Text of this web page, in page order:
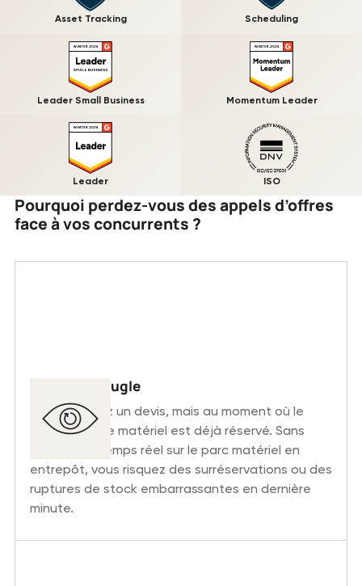
Asset Tracking Scheduling
Leader Small Business Momentum Leader
Leader ISO
Pourquoi perdez-vous des appels d’offres
face à vos concurrents ?
Devis à l'aveugle
Vous envoyez un devis, mais au moment où le
client signe, le matériel est déjà réservé. Sans
visibilité en temps réel sur le parc matériel en
entrepôt, vous risquez des surréservations ou des
ruptures de stock embarrassantes en dernière
minute.